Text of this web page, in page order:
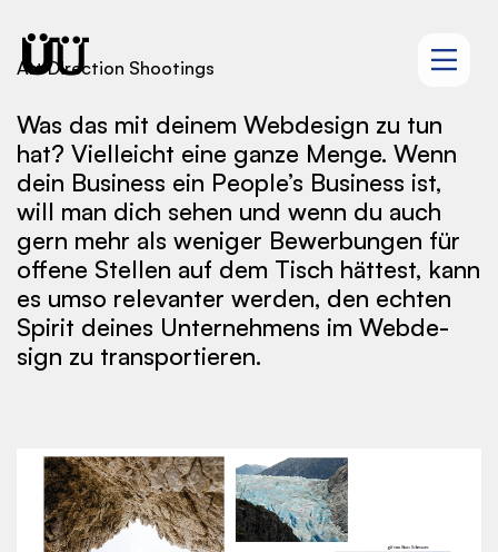
Art Direction Shootings
Was das mit dei­nem Web­de­sign zu tun
hat? Viel­leicht ei­ne gan­ze Men­ge. Wenn
dein Bu­si­ness ein Peo­ple’s Bu­si­ness ist,
will man dich se­hen und wenn du auch
gern mehr als we­ni­ger Be­wer­bun­gen für
of­fe­ne Stel­len auf dem Tisch hät­test, kann
es umso re­le­van­ter wer­den, den ech­ten
Spi­rit dei­nes Un­ter­neh­mens im Web­de­
sign zu trans­por­tie­ren.